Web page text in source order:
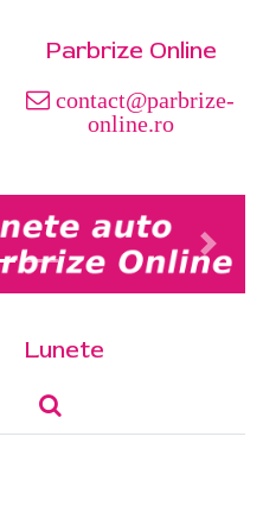
Parbrize Online
contact@parbrize-
online.ro
Lunete